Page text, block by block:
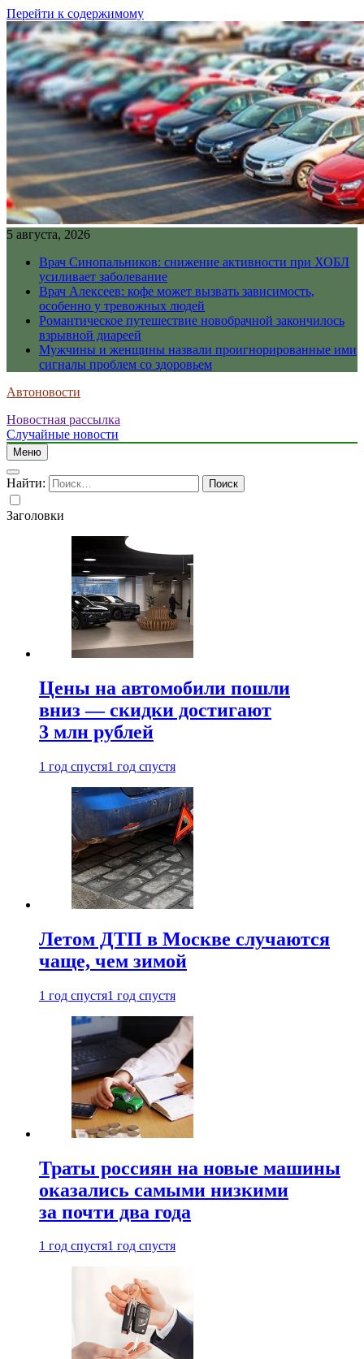
Перейти к содержимому
5 августа, 2026
Врач Синопальников: снижение активности при ХОБЛ
усиливает заболевание
Врач Алексеев: кофе может вызвать зависимость,
особенно у тревожных людей
Романтическое путешествие новобрачной закончилось
взрывной диареей
Мужчины и женщины назвали проигнорированные ими
сигналы проблем со здоровьем
Автоновости
Новостная рассылка
Случайные новости
Меню
Найти:
Заголовки
Цены на автомобили пошли
вниз — скидки достигают
3 млн рублей
1 год спустя1 год спустя
Летом ДТП в Москве случаются
чаще, чем зимой
1 год спустя1 год спустя
Траты россиян на новые машины
оказались самыми низкими
за почти два года
1 год спустя1 год спустя